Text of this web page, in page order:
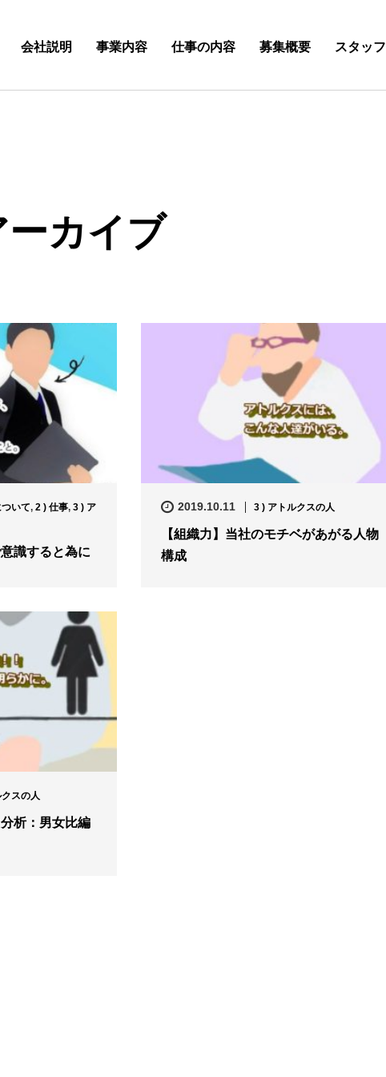
会社説明 事業内容 仕事の内容 募集概要 スタッフ
カイブ
いて, 2 ) 仕事, 3 ) ア
識すると為に
2019.10.11 3 ) アトルクスの人
【組織力】当社のモチベがあがる人物
構成
スの人
析：男女比編